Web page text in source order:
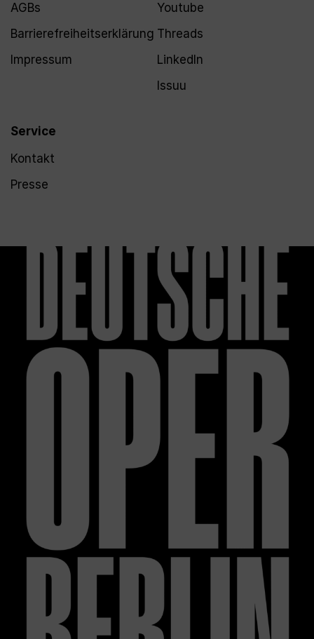
AGBs
Barrierefreiheitserklärung
Impressum
Service
Kontakt
Presse
Youtube
Threads
LinkedIn
Issuu